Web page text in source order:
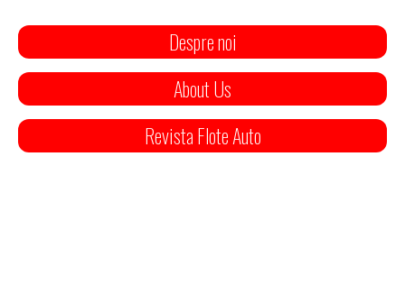
Despre noi
About Us
Revista Flote Auto